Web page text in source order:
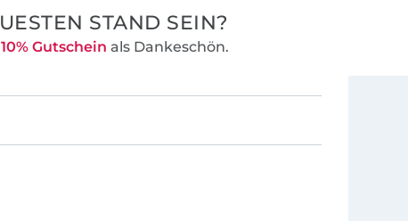
STAND SEIN?
10% Gutschein als Dankeschön.